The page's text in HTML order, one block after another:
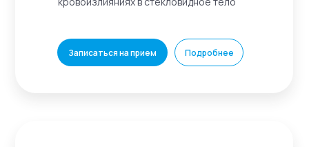
Записаться на прием Подробнее